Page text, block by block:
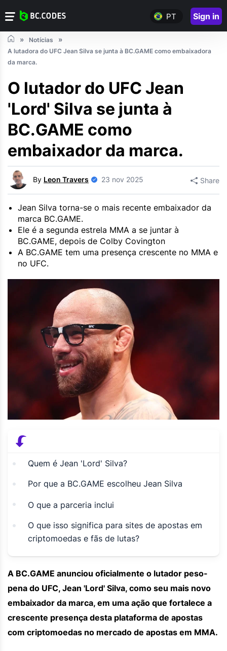
PT Sign in
Notícias
A lutadora do UFC Jean Silva se junta à BC.GAME como embaixadora
da marca.
O lutador do UFC Jean
'Lord' Silva se junta à
BC.GAME como
embaixador da marca.
By Leon Travers 23 nov 2025 Share
Jean Silva torna-se o mais recente embaixador da
marca BC.GAME.
Ele é a segunda estrela MMA a se juntar à
BC.GAME, depois de Colby Covington
A BC.GAME tem uma presença crescente no MMA e
no UFC.
Quem é Jean 'Lord' Silva?
Por que a BC.GAME escolheu Jean Silva
O que a parceria inclui
O que isso significa para sites de apostas em
criptomoedas e fãs de lutas?
A BC.GAME anunciou oficialmente o lutador peso-
pena do UFC, Jean 'Lord' Silva, como seu mais novo
embaixador da marca, em uma ação que fortalece a
crescente presença desta plataforma de apostas
com criptomoedas no mercado de apostas em MMA.